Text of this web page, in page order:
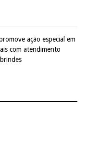
ação especial em
com atendimento